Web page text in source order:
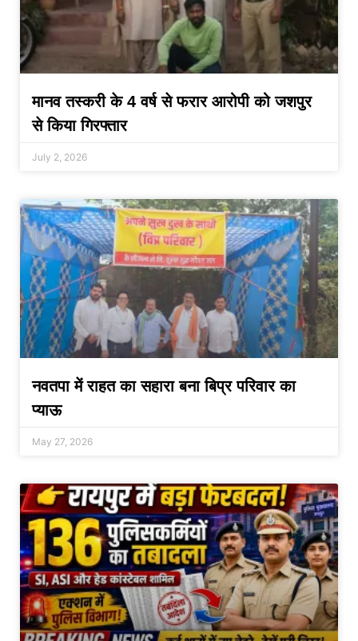
मानव तस्करी के 4 वर्ष से फरार आरोपी को जशपुर
से किया गिरफ्तार
July 2, 2026
नवतपा में राहत का सहारा बना बिप्र परिवार का
प्याऊ
May 27, 2026